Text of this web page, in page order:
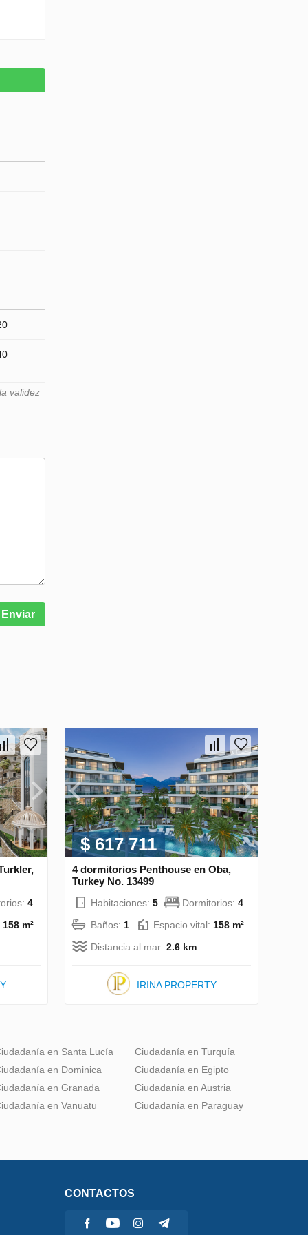
validez
Enviar
4
158 m²
$ 617 711
4 dormitorios Penthouse en Oba,
Turkey No. 13499
Habitaciones: 5 Dormitorios: 4
Baños: 1 Espacio vital: 158 m²
Distancia al mar: 2.6 km
IRINA PROPERTY
en Santa Lucía
en Dominica
en Granada
en Vanuatu
Ciudadanía en Turquía
Ciudadanía en Egipto
Ciudadanía en Austria
Ciudadanía en Paraguay
CONTACTOS